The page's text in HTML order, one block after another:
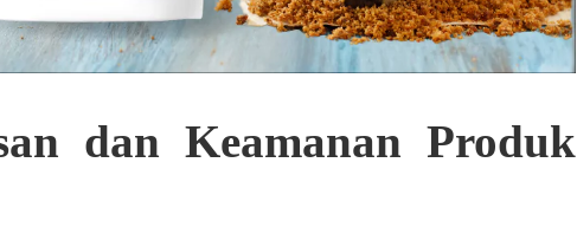
dan Keamanan Produk